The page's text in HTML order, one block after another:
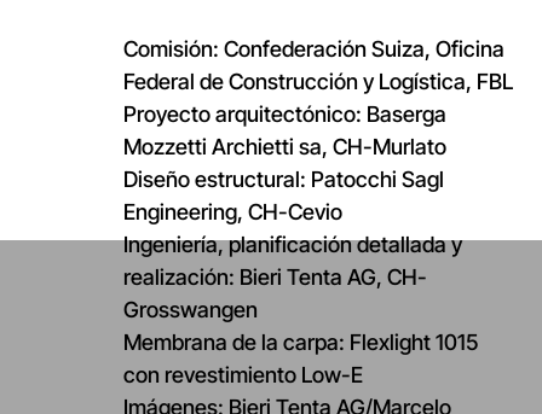
Comisión: Confederación Suiza, Oficina
Federal de Construcción y Logística, FBL
Proyecto arquitectónico: Baserga
Mozzetti Archietti sa, CH-Murlato
Diseño estructural: Patocchi Sagl
Engineering, CH-Cevio
Ingeniería, planificación detallada y
realización: Bieri Tenta AG, CH-
Grosswangen
Membrana de la carpa: Flexlight 1015
con revestimiento Low-E
Imágenes: Bieri Tenta AG/Marcelo